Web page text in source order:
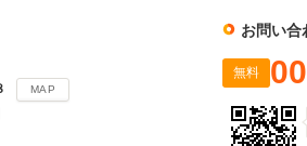
MAP
お問い合
無料